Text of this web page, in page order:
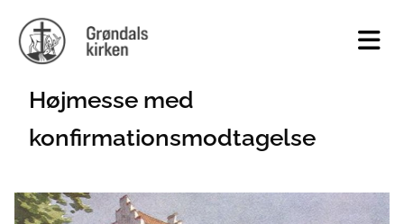
Højmesse med
konfirmationsmodtagelse